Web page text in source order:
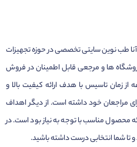
طب نوین سایتی تخصصی در حوزه تجهیزات
ها و مرجعی قابل اطمینان در فروش
زمان تاسیس با هدف ارائه کیفیت بالا و
مراجعان خود داشته است. از دیگر اهداف
محصول مناسب با توجه به نیاز بود است. در
تا شما انتخابی درست داشته باشید.